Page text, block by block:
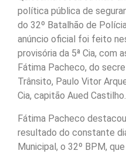
política pública de
do 32º Batalhão de
anúncio oficial foi feito
provisória da 5ª Cia, com
Fátima Pacheco, do
Trânsito, Paulo Vitor
Cia, capitão Aued Castilho.
Fátima Pacheco
resultado do constante
Municipal, o 32º BPM,